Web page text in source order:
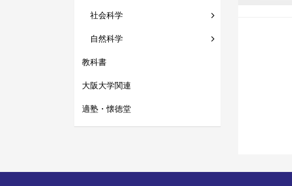
社会科学
自然科学
教科書
大阪大学関連
適塾・懐徳堂